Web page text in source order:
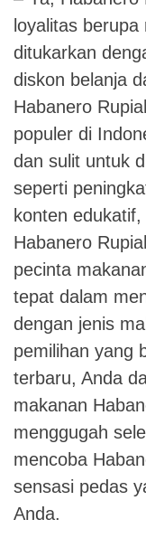
loyalitas
ditukarkan
diskon belanja
Habanero
populer di
dan sulit untuk
seperti
konten
Habanero
pecinta
tepat dalam
dengan jenis
pemilihan yang
terbaru, Anda
makanan
menggugah
mencoba
sensasi pedas
Anda.